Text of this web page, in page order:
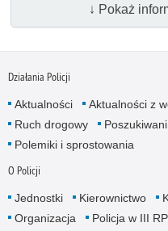
↓ Pokaż
Działania Policji
Aktualności Aktualności z
Ruch drogowy
Poszukiwani
Polemiki i sprostowania
O Policji
Jednostki Kierownictwo
Organizacja
Policja w III RP